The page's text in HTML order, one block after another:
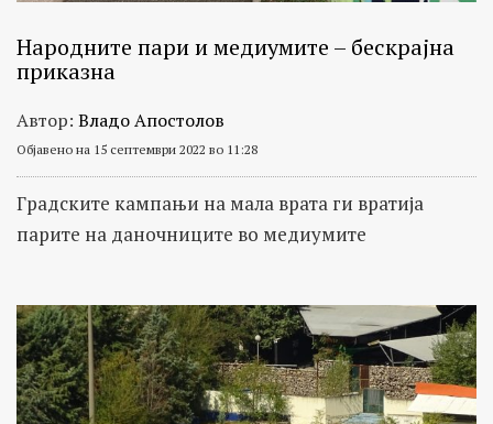
Народните пари и медиумите – бескрајна
приказна
Автор: Владо Апостолов
Објавено на 15 септември 2022 во 11:28
Градските кампањи на мала врата ги вратија
парите на даночниците во медиумите